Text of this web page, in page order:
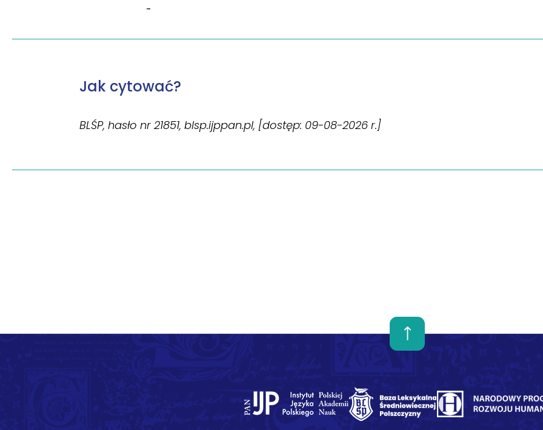
-
Jak cytować?
BLŚP, hasło nr 21851, blsp.ijppan.pl, [dostęp: 09-08-2026 r.]